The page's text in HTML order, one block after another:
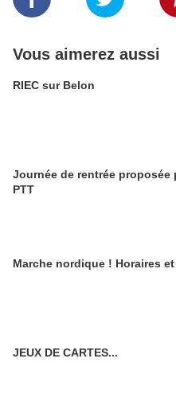
Vous aimerez aussi
RIEC sur Belon
Journée de rentrée proposée
PTT
JEUX DE CARTES...